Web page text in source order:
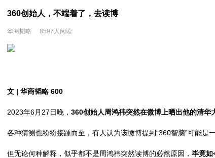
360创始人，不端着了，去读博
华商韬略 8597人阅读
文 | 华商韬略 600
2023年6月27日晚， 360创始人周鸿祎突然在微博上晒出他的清华
各种猜测也纷纷接踵而至，有人认为该微博提到“360智脑”可能是
但无论何种解释，似乎都不是周鸿祎突然读博的必然原因， 毕竟如